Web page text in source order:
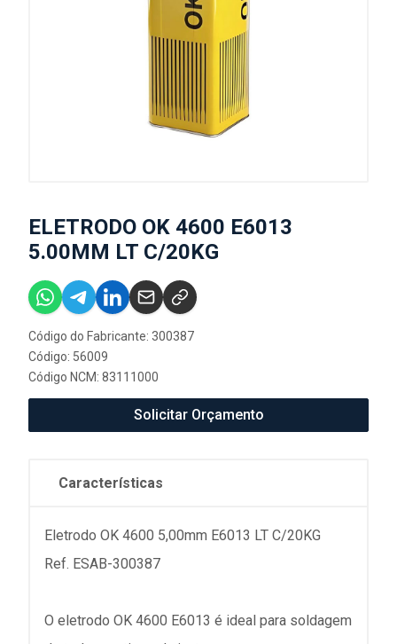
ELETRODO OK 4600 E6013
5.00MM LT C/20KG
Código do Fabricante: 300387
Código: 56009
Código NCM: 83111000
Solicitar Orçamento
Características
Eletrodo OK 4600 5,00mm E6013 LT C/20KG
Ref. ESAB-300387
O eletrodo OK 4600 E6013 é ideal para soldagem